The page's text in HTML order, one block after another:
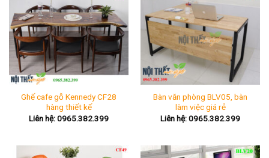
Ghế cafe gỗ Kennedy CF28
hàng thiết kế
Liên hệ: 0965.382.399
Bàn văn phòng BLV05, bàn
làm việc giá rẻ
Liên hệ: 0965.382.399